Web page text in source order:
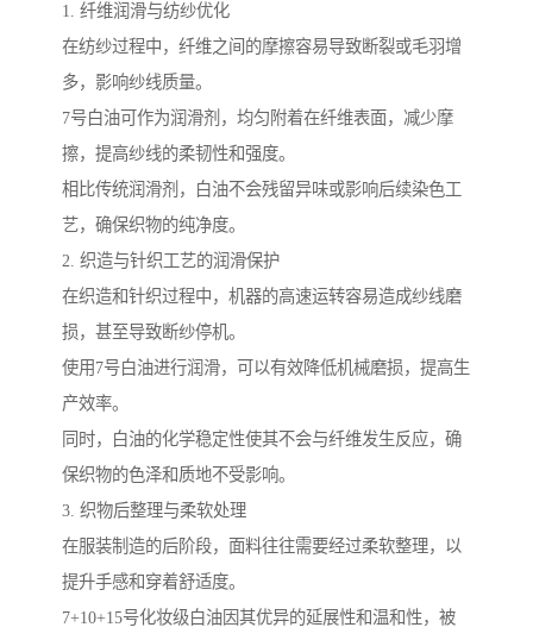
1. 纤维润滑与纺纱优化
在纺纱过程中，纤维之间的摩擦容易导致断裂或毛羽增
多，影响纱线质量。
7号白油可作为润滑剂，均匀附着在纤维表面，减少摩
擦，提高纱线的柔韧性和强度。
相比传统润滑剂，白油不会残留异味或影响后续染色工
艺，确保织物的纯净度。
2. 织造与针织工艺的润滑保护
在织造和针织过程中，机器的高速运转容易造成纱线磨
损，甚至导致断纱停机。
使用7号白油进行润滑，可以有效降低机械磨损，提高生
产效率。
同时，白油的化学稳定性使其不会与纤维发生反应，确
保织物的色泽和质地不受影响。
3. 织物后整理与柔软处理
在服装制造的后阶段，面料往往需要经过柔软整理，以
提升手感和穿着舒适度。
7+10+15号化妆级白油因其优异的延展性和温和性，被